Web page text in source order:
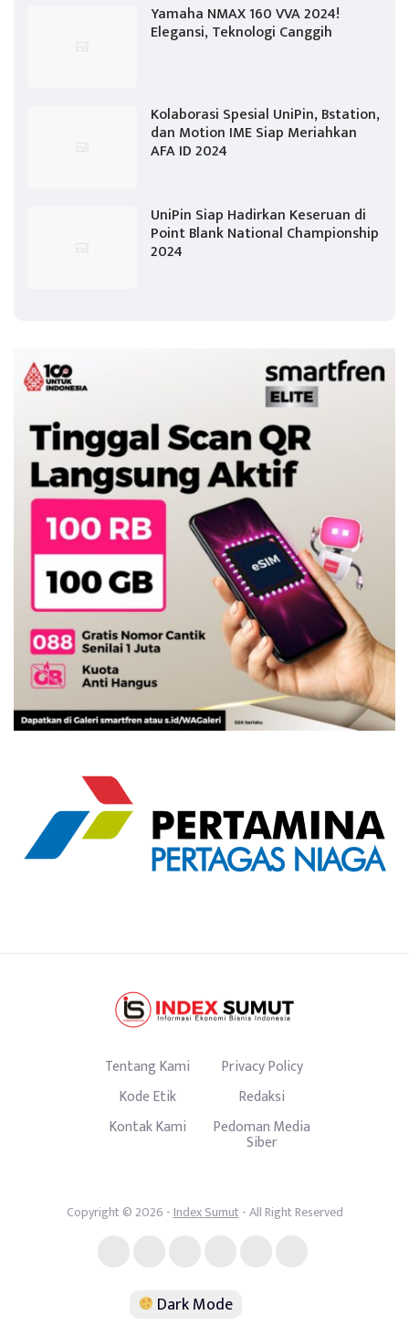
Yamaha NMAX 160 VVA 2024!
Elegansi, Teknologi Canggih
Kolaborasi Spesial UniPin, Bstation,
dan Motion IME Siap Meriahkan
AFA ID 2024
UniPin Siap Hadirkan Keseruan di
Point Blank National Championship
2024
Tentang Kami
Privacy Policy
Kode Etik
Redaksi
Kontak Kami
Pedoman Media
Siber
Copyright © 2026 -Index Sumut- All Right Reserved
Dark Mode